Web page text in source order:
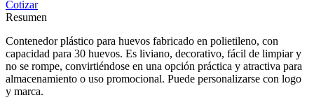
Cotizar
Resumen
Contenedor plástico para huevos fabricado en polietileno, con
capacidad para 30 huevos. Es liviano, decorativo, fácil de limpiar y
no se rompe, convirtiéndose en una opción práctica y atractiva para
almacenamiento o uso promocional. Puede personalizarse con logo
y marca.